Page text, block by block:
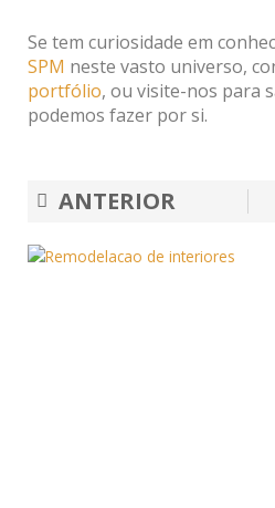
Se tem curiosidade em
SPM neste vasto universo,
portfólio, ou visite-nos para
podemos fazer por si.
Prev
ANTERIOR